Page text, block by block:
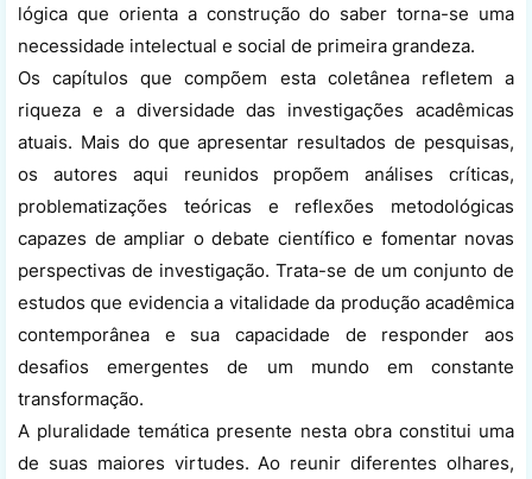
lógica que orienta a construção do saber torna-se uma
necessidade intelectual e social de primeira grandeza.
Os capítulos que compõem esta coletânea refletem a
riqueza e a diversidade das investigações acadêmicas
atuais. Mais do que apresentar resultados de pesquisas,
os autores aqui reunidos propõem análises críticas,
problematizações teóricas e reflexões metodológicas
capazes de ampliar o debate científico e fomentar novas
perspectivas de investigação. Trata-se de um conjunto de
estudos que evidencia a vitalidade da produção acadêmica
contemporânea e sua capacidade de responder aos
desafios emergentes de um mundo em constante
transformação.
A pluralidade temática presente nesta obra constitui uma
de suas maiores virtudes. Ao reunir diferentes olhares,